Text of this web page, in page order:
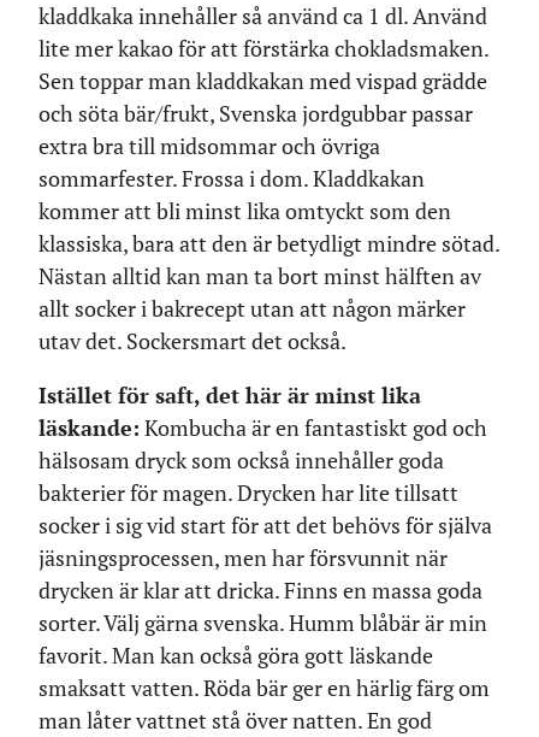
kladdkaka innehåller så använd ca 1 dl. Använd
lite mer kakao för att förstärka chokladsmaken.
Sen toppar man kladdkakan med vispad grädde
och söta bär/frukt, Svenska jordgubbar passar
extra bra till midsommar och övriga
sommarfester. Frossa i dom. Kladdkakan
kommer att bli minst lika omtyckt som den
klassiska, bara att den är betydligt mindre sötad.
Nästan alltid kan man ta bort minst hälften av
allt socker i bakrecept utan att någon märker
utav det. Sockersmart det också.
Istället för saft, det här är minst lika
läskande: Kombucha är en fantastiskt god och
hälsosam dryck som också innehåller goda
bakterier för magen. Drycken har lite tillsatt
socker i sig vid start för att det behövs för själva
jäsningsprocessen, men har försvunnit när
drycken är klar att dricka. Finns en massa goda
sorter. Välj gärna svenska. Humm blåbär är min
favorit. Man kan också göra gott läskande
smaksatt vatten. Röda bär ger en härlig färg om
man låter vattnet stå över natten. En god